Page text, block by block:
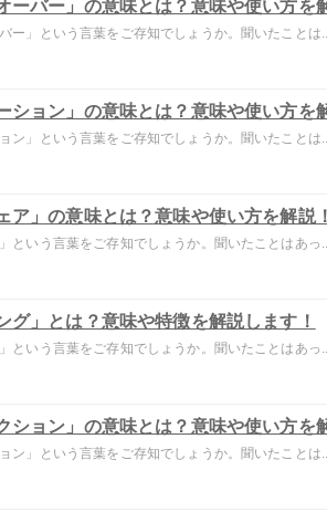
ーバー」の意味とは？意味や使い方を
バー」という言葉をご存知でしょうか。聞いたことは
ション」の意味とは？意味や使い方を
ョン」という言葉をご存知でしょうか。聞いたことは
ア」の意味とは？意味や使い方を解説！
」という言葉をご存知でしょうか。聞いたことはあっ
グ」とは？意味や特徴を解説します！
」という言葉をご存知でしょうか。聞いたことはあっ
ション」の意味とは？意味や使い方を
ョン」という言葉をご存知でしょうか。聞いたことは